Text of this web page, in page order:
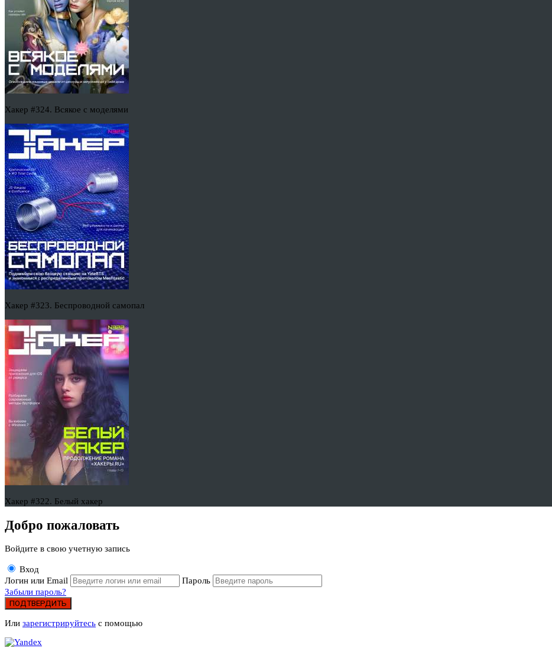
Хакер #324. Всякое с моделями
Хакер #323. Беспроводной самопал
Хакер #322. Белый хакер
Добро пожаловать
Войдите в свою учетную запись
Вход
Логин или Email
Пароль
Забыли пароль?
ПОДТВЕРДИТЬ
Или зарегистрируйтесь с помощью